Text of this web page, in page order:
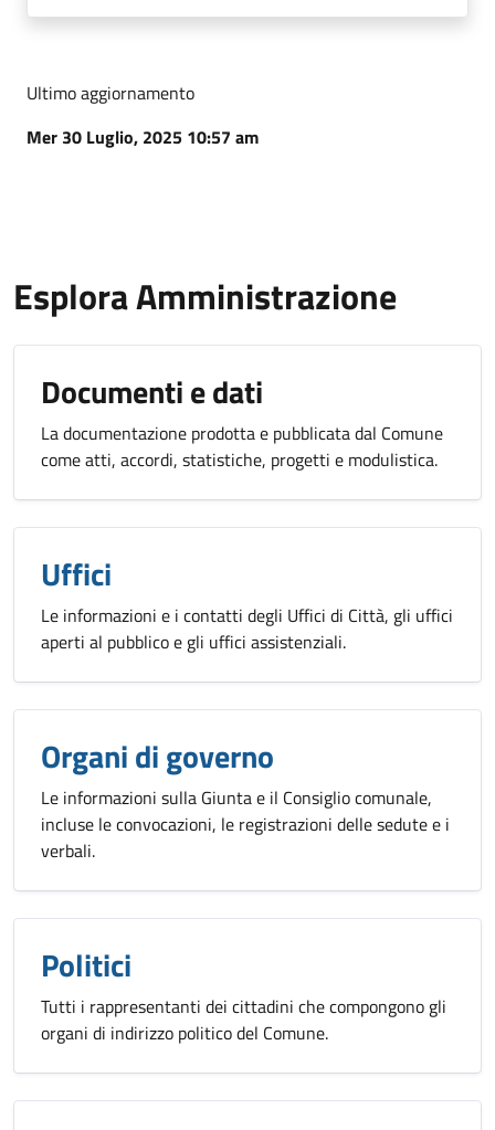
Ultimo aggiornamento
Mer 30 Luglio, 2025 10:57 am
Esplora Amministrazione
Documenti e dati
La documentazione prodotta e pubblicata dal Comune
come atti, accordi, statistiche, progetti e modulistica.
Uffici
Le informazioni e i contatti degli Uffici di Città, gli uffici
aperti al pubblico e gli uffici assistenziali.
Organi di governo
Le informazioni sulla Giunta e il Consiglio comunale,
incluse le convocazioni, le registrazioni delle sedute e i
verbali.
Politici
Tutti i rappresentanti dei cittadini che compongono gli
organi di indirizzo politico del Comune.